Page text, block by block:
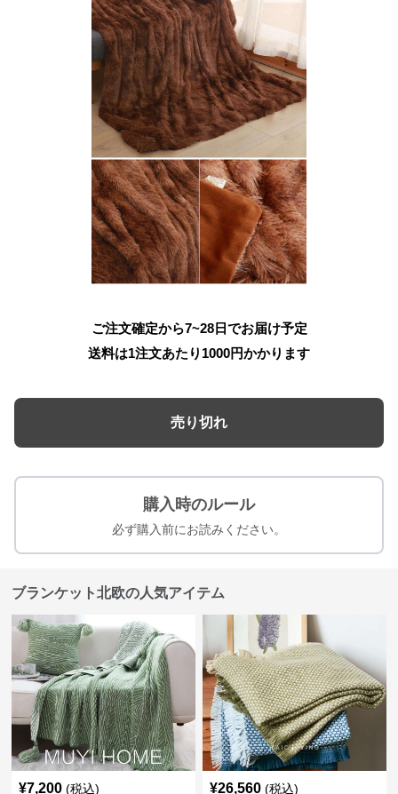
ご注文確定から7~28日でお届け予定
送料は1注文あたり 1000円かかります
売り切れ
購入時のルール
必ず購入前にお読みください。
ブランケット北欧の人気アイテム
¥7,200 (税込) ¥26,560 (税込)